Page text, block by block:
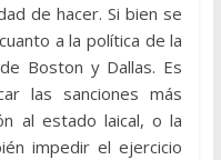
de hacer. Si bien se
a la política de la
Boston y Dallas. Es
las sanciones más
al estado laical, o la
impedir el ejercicio